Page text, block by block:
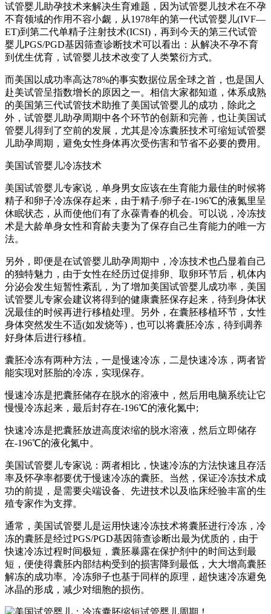
试管婴儿助孕技术来解决生育难题，因为试管婴儿技术在不孕
不育领域的作用不容小觑，从1978年的第一代试管婴儿(IVF—
ET)到第二代单精子注射技术(ICSI)，再到今天的第三代试管
婴儿PGS/PGD基因筛查诊断技术可以看出：从解决不孕不育
到优生优育，试管婴儿技术改变了人类繁衍方式。
而美国以成功率高达78%的事实数据位居全球之首，也是国人
赴美试管呈指数增长的原因之一。相信大家都知道，体系成熟
的美国第三代试管技术助推了美国试管婴儿的成功，除此之
外，试管婴儿助孕周期中各个环节的创新和完善，也让美国试
管婴儿得到了空前的发展，尤其是冷冻囊胚技术可缩短试管婴
儿助孕周期，避免女性身体再次受伤害和节省不必要的费用。
美国试管婴儿冷冻技术
美国试管婴儿专家说，单身男女应该在生育能力最佳的时候将
精子和卵子冷冻保存起来，由于精子/卵子在-196℃的液氮里呈
休眠状态，从而使他们有了永葆青春的机会。可以说，冷冻技
术是大龄单身女性和育龄夫妻为了保存自己生育能力的唯一方
法。
另外，即便是在试管婴儿助孕周期中，冷冻技术也凸显着自己
的独特魅力，由于女性在经历过促排卵、取卵环节后，机体内
分泌会发生短暂性紊乱，为了增加美国试管婴儿成功率，美国
试管婴儿专家会建议将得到的健康囊胚保存起来，待到身体状
况最佳的时候再进行移植处理。另外，在囊胚移植环节，女性
身体突然发生不适(如发烧等)，也可以将囊胚冷冻，待到调养
好身体后进行移植。
囊胚冷冻有两种方法，一是慢速冷冻，二是快速冷冻，两者皆
能实现对胚胎的冷冻，实现保存。
慢速冷冻是把囊胚储存在脱水的溶液中，然后用电脑系统让它
慢慢冷冻起来，最后封存在-196℃的液化氮中;
快速冷冻是把囊胚放进高度浓缩的脱水溶液，然后立即储存
在-196℃的液化氮中。
美国试管婴儿专家说：两者相比，快速冷冻的方法快速且存活
率及怀孕率都要优于慢速冷冻的囊胚。当然，保证冷冻技术成
功的前提，是需要尖端设备、先进技术以及临床经验丰富的生
殖专家作为支撑。
通常，美国试管婴儿是运用快速冷冻技术将囊胚进行冷冻，冷
冻的囊胚是经过PGS/PGD基因筛查诊断出最为优质的，由于
快速冷冻过程时间极短，囊胚暴露在保护剂中的时间达到最
短，便使得囊胚内部结构受到的损害降到最低，大大增高囊胚
解冻的成功率。冷冻卵子也基于同样的原理，超快速冷冻避免
冰晶的形成，减少对细胞的损伤。